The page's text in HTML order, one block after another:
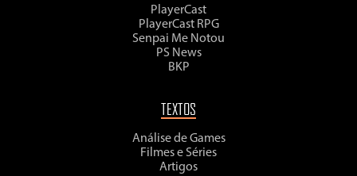
PlayerCast
PlayerCast RPG
Senpai Me Notou
PS News
BKP
TEXTOS
Análise de Games
Filmes e Séries
Artigos